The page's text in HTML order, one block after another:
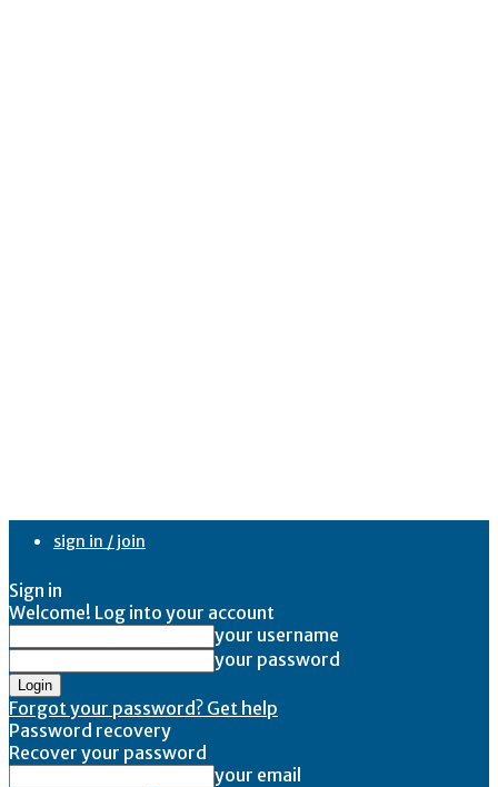
sign in / join
Sign in
Welcome! Log into your account
your username
your password
Forgot your password? Get help
Password recovery
Recover your password
your email